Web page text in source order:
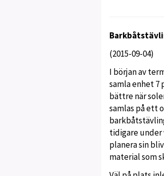
(2015-09-04)
I början av
samla enhet 7
bättre när
samlas på ett
tidigare
planera sin
material som